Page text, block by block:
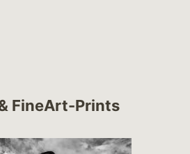
FineArt-Prints